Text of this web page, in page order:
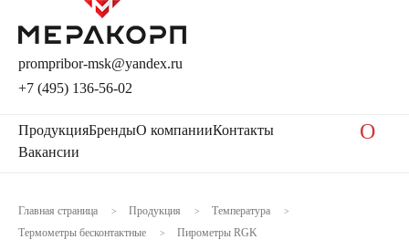
prompribor-msk@yandex.ru
+7 (495) 136-56-02
ПродукцияБрендыО компанииКонтакты
Вакансии
O
Главная страница > Продукция > Температура >
Термометры бесконтактные > Пирометры RGK